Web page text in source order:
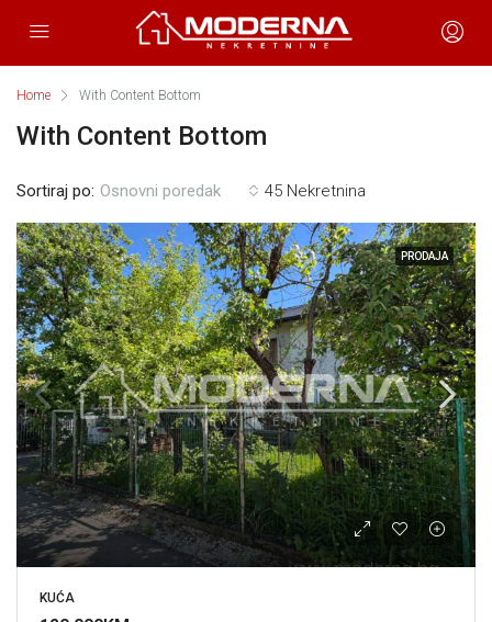
Home With Content Bottom
With Content Bottom
45 Nekretnina
Sortiraj po: Osnovni poredak
PRODAJA
KUĆA